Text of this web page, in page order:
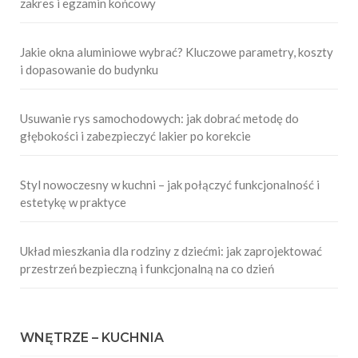
Jakie okna aluminiowe wybrać? Kluczowe parametry, koszty
i dopasowanie do budynku
Usuwanie rys samochodowych: jak dobrać metodę do
głębokości i zabezpieczyć lakier po korekcie
Styl nowoczesny w kuchni – jak połączyć funkcjonalność i
estetykę w praktyce
Układ mieszkania dla rodziny z dziećmi: jak zaprojektować
przestrzeń bezpieczną i funkcjonalną na co dzień
WNĘTRZE – KUCHNIA